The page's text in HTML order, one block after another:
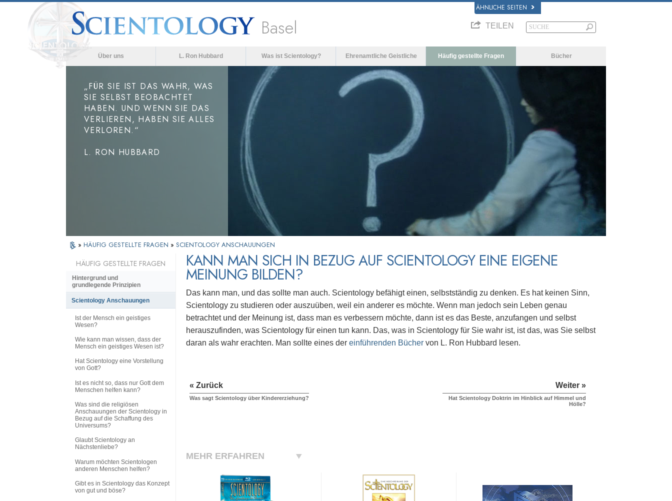
ÄHNLICHE SEITEN
Basel TEILEN
Über uns L. Ron Hubbard Was ist Scientology? Ehrenamtliche Geistliche Häufig gestellte Fragen Bücher
„FÜR SIE IST DAS WAHR, WAS
SIE SELBST BEOBACHTET
HABEN. UND WENN SIE DAS
VERLIEREN, HABEN SIE ALLES
VERLOREN.“
L. RON HUBBARD
» HÄUFIG GESTELLTE FRAGEN » SCIENTOLOGY ANSCHAUUNGEN
KANN MAN SICH IN BEZUG AUF SCIENTOLOGY EINE EIGENE
MEINUNG BILDEN?
Das kann man, und das sollte man auch. Scientology befähigt einen, selbstständig zu denken. Es hat keinen Sinn,
Scientology zu studieren oder auszuüben, weil ein anderer es möchte. Wenn man jedoch sein Leben genau
betrachtet und der Meinung ist, dass man es verbessern möchte, dann ist es das Beste, anzufangen und selbst
herauszufinden, was Scientology für einen tun kann. Das, was in Scientology für Sie wahr ist, ist das, was Sie selbst
daran als wahr erachten. Man sollte eines der einführenden Bücher von L. Ron Hubbard lesen.
« Zurück
Was sagt Scientology über Kindererziehung?
Weiter »
Hat Scientology Doktrin im Hinblick auf Himmel und
Hölle?
MEHR ERFAHREN
HÄUFIG GESTELLTE FRAGEN
Hintergrund und
grundlegende Prinzipien
Scientology Anschauungen
Ist der Mensch ein geistiges
Wesen?
Wie kann man wissen, dass der
Mensch ein geistiges Wesen ist?
Hat Scientology eine Vorstellung
von Gott?
Ist es nicht so, dass nur Gott dem
Menschen helfen kann?
Was sind die religiösen
Anschauungen der Scientology in
Bezug auf die Schaffung des
Universums?
Glaubt Scientology an
Nächstenliebe?
Warum möchten Scientologen
anderen Menschen helfen?
Gibt es in Scientology das Konzept
von gut und böse?